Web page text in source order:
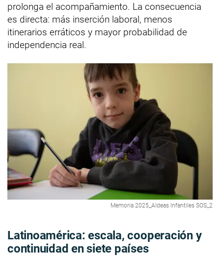
prolonga el acompañamiento. La consecuencia
es directa: más inserción laboral, menos
itinerarios erráticos y mayor probabilidad de
independencia real.
Memoria 2025_Aldeas Infantiles SOS_2
Latinoamérica: escala, cooperación y
continuidad en siete países